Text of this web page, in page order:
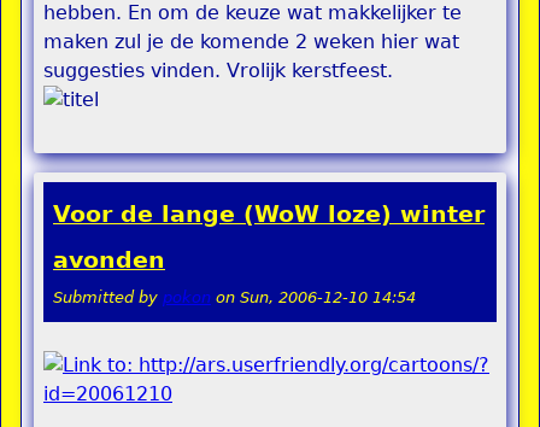
hebben. En om de keuze wat makkelijker te
maken zul je de komende 2 weken hier wat
suggesties vinden. Vrolijk kerstfeest.
Voor de lange (WoW loze) winter
avonden
Submitted by pokon on Sun, 2006-12-10 14:54